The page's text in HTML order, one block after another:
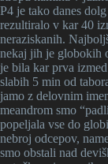
P4 je tako danes
rezultiralo v kar 40
neraziskanih.
nekaj jih je globokih
je bila kar prva
slabih 5 min od
jamo z delovnim
meandrom smo
popeljala vse do
nebroj odcepov,
smo obstali nad